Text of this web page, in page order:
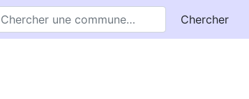
Chercher